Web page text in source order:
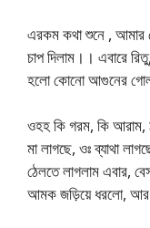
এরকম কথা শুনে , আমার
চাপ দিলাম।। এবারে
হলো কোনো আগুনের
ওহহ কি গরম, কি আরাম,
মা লাগছে, ওঃ ব্যাথা
ঠেলতে লাগলাম এবার,
আমক জড়িয়ে ধরলো, আর